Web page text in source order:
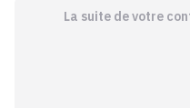
La suite de votre